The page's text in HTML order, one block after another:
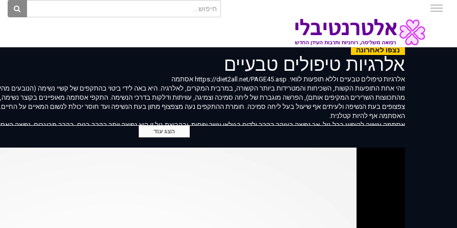
נצפו לאחרונה
אלרגיות טיפולים טבעיים
אלרגיות טיפולים טבעיים וללא תופעות לוואי. https://diet2all.net/PAGE45.asp אסתמה
זוהי אחת התופעות הקשות, השכיחות והמטרידות ביותר הקשורה, במרבית המקרים, לאלרגיה. היא באה לידי ביטוי בהתקפים של קשיי נשימה (הנובעים
מהתכווצות השרירים המקיפים אותם), הפרשה מוגברת של ליחה סמיכה וצמיגה, עוויתות ודלקות בדרכי הנשימה. התקפי אסתמה מאופיינים בקוצר
צפצופים בעת הנשיפה ולעיתים אף שיעול בעל ליחה סמיכה. חומרת ההתקפים נעה מצפצוף מתון בעת הנשיפה ועד חוסר יכולת לנשום המאיים על
האסתמה אף להיות קטלנית.
אסתמה עשויה להופיע בכל גיל, אך נפוצה בעיקר בקרב ילדים בגילאי עשר ופחות, ובקבוצת גיל זו היא נפוצה יותר בקרב בנים. בקרב מבוגרים, נפוצה
הצג עוד